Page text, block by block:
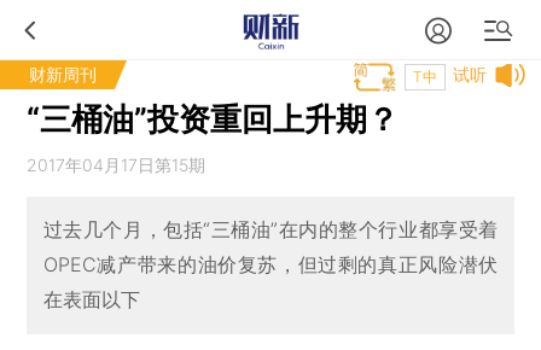
财新周刊 试听
T中
“三桶油”投资重回上升期？
2017年04月17日第15期
过去几个月，包括“三桶油”在内的整个行业都享受着
OPEC减产带来的油价复苏，但过剩的真正风险潜伏
在表面以下